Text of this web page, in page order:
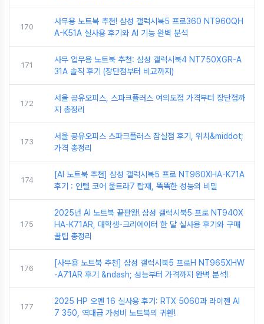
170
사무용 노트북 추천! 삼성 갤럭시북5 프로360 NT960QH
A-K51A 실사용 후기와 AI 기능 완벽 분석
171
사무 업무용 노트북 추천: 삼성 갤럭시북4 NT750XGR-A
31A 솔직 후기 (장단점부터 비교까지)
172
서울 공유오피스, 스파크플러스 여의도점 가격부터 장단점까
지 총정리
173
서울 공유오피스 스파크플러스 잠실점 후기, 위치&middot;
가격 총정리
174
[AI 노트북 추천] 삼성 갤럭시북5 프로 NT960XHA-K71A
후기 : 인텔 코어 울트라7 탑재, 똑똑한 성능의 비밀
175
2025년 AI 노트북 끝판왕! 삼성 갤럭시북5 프로 NT940X
HA-K71AR, 대학생-크리에이터 한 달 실사용 후기와 구매
꿀팁 총정리
176
[사무용 노트북 추천] 삼성 갤럭시북5 프로H NT965XHW
-A71AR 후기 &ndash; 성능부터 가격까지 완벽 분석!
177
2025 HP 오멘 16 실사용 후기: RTX 5060과 라이젠 AI
7 350, 역대급 가성비 노트북의 귀환!